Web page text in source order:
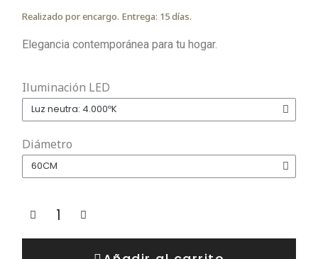
Realizado por encargo. Entrega: 15 días.
Elegancia contemporánea para tu hogar.
Iluminación LED
Diámetro